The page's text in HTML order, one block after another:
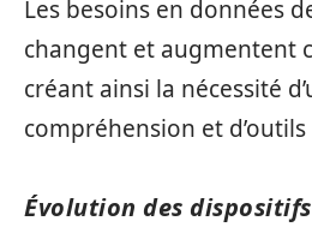
Les besoins en données
changent et augmentent
créant ainsi la nécessité
compréhension et
Évolution des